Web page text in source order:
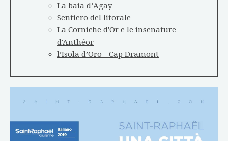
La baia d’Agay
Sentiero del litorale
La Corniche d'Or e le insenature
d'Anthéor
l’Isola d’Oro - Cap Dramont